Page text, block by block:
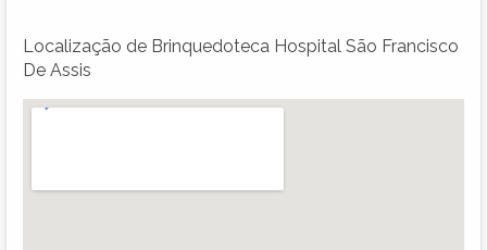
Localização de Brinquedoteca Hospital São Francisco
De Assis